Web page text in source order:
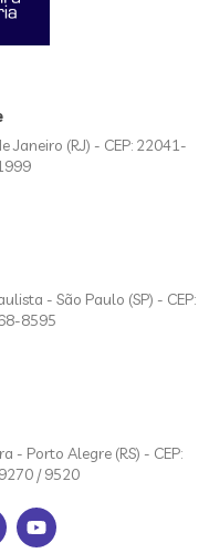
Janeiro (RJ) - CEP: 22041-
- São Paulo (SP) - CEP:
8595
- Porto Alegre (RS) - CEP:
/ 9520